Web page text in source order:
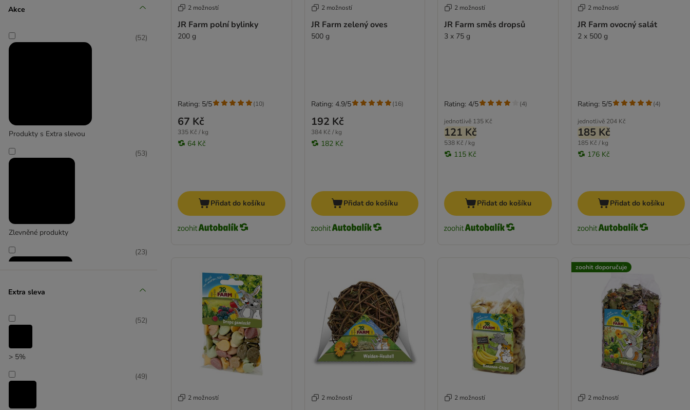
Happy Cat
Akce
Produkty s Extra slevou
(52)
Zlevněné produkty
(53)
zoohit doporučuje
(23)
Extra sleva
> 5%
(52)
(49)
2 možností
JR Farm polní bylinky
200 g
67 Kč
335 Kč / kg
64 Kč
Rating: 5/5 (10)
Přidat do košíku
2 možností
JR Farm zelený oves
500 g
192 Kč
384 Kč / kg
182 Kč
Rating: 4.9/5 (16)
Přidat do košíku
2 možností
JR Farm směs dropsů
3 x 75 g
jednotlivě 135 Kč
121 Kč
538 Kč / kg
115 Kč
Rating: 4/5 (4)
Přidat do košíku
2 možností
JR Farm ovocný salát
2 x 500 g
jednotlivě 204 Kč
185 Kč
185 Kč / kg
176 Kč
Rating: 5/5 (4)
Přidat do košíku
2 možností 2 možností 2 možností
zoohit doporučuje
2 možností